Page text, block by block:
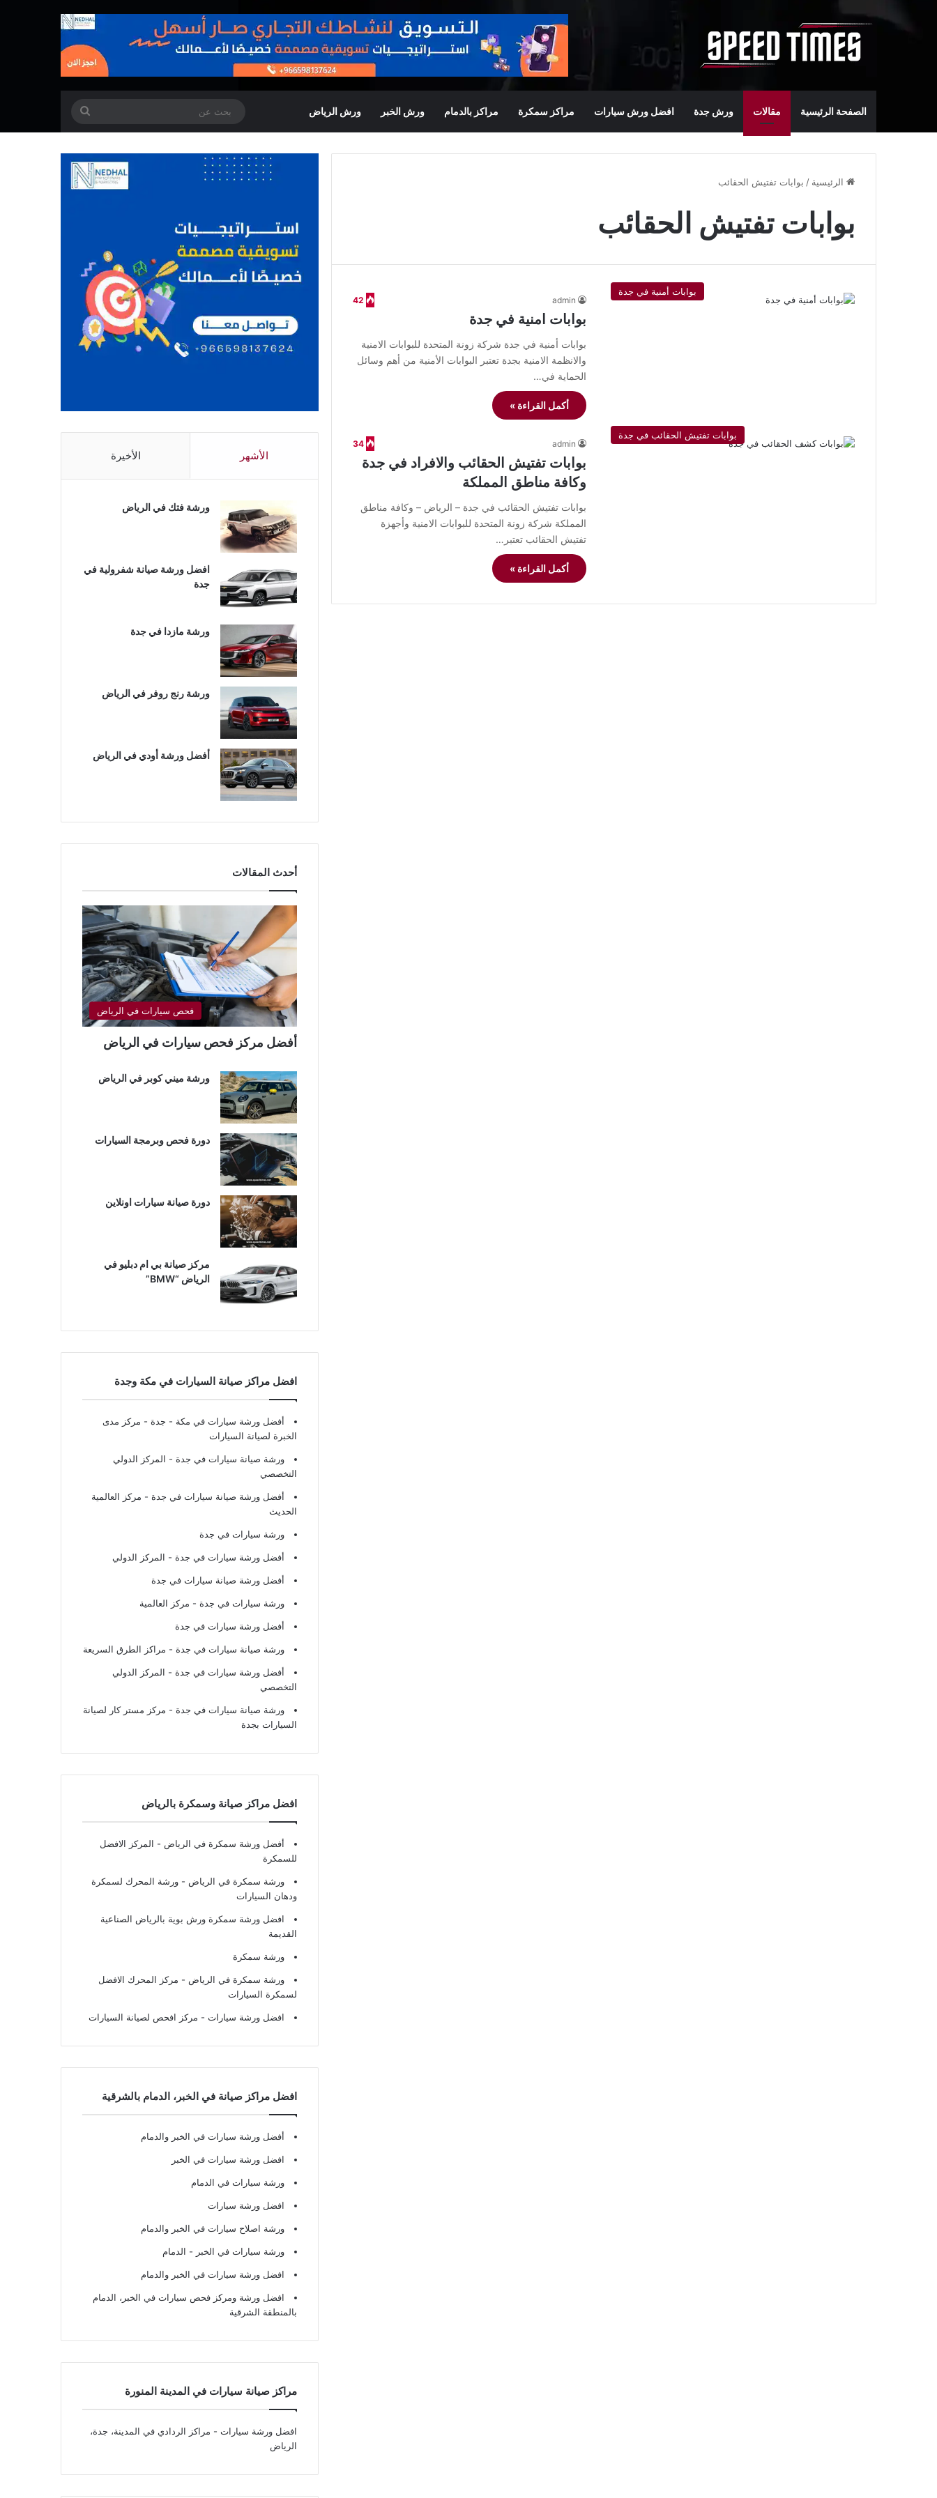
الصفحة الرئيسية مقالات ورش جدة افضل ورش سيارات مراكز سمكرة مراكز بالدمام ورش الخبر ورش الرياض
عن
الرئيسية / بوابات تفتيش الحقائب
بوابات تفتيش الحقائب
بوابات أمنية في جدة
admin
42
بوابات امنية في جدة
بوابات أمنية في جدة شركة زونة المتحدة للبوابات الامنية
والانظمة الامنية بجدة تعتبر البوابات الأمنية من أهم وسائل
الحماية في…
أكمل القراءة »
بوابات تفتيش الحقائب في جدة
admin
34
بوابات تفتيش الحقائب والافراد في جدة
وكافة مناطق المملكة
بوابات تفتيش الحقائب في جدة – الرياض – وكافة مناطق
المملكة شركة زونة المتحدة للبوابات الامنية وأجهزة
تفتيش الحقائب تعتبر…
أكمل القراءة »
الأشهر الأخيرة
ورشة فتك في الرياض
افضل ورشة صيانة شفرولية في
جدة
ورشة مازدا في جدة
ورشة رنج روفر في الرياض
أفضل ورشة أودي في الرياض
أحدث المقالات
فحص سيارات في الرياض
أفضل مركز فحص سيارات في الرياض
ورشة ميني كوبر في الرياض
دورة فحص وبرمجة السيارات
دورة صيانة سيارات اونلاين
مركز صيانة بي ام دبليو في
الرياض “BMW”
افضل مراكز صيانة السيارات في مكة وجدة
أفضل ورشة سيارات في مكة - جدة - مركز مدى
الخبرة لصيانة السيارات
ورشة صيانة سيارات في جدة - المركز الدولي
التخصصي
أفضل ورشة صيانة سيارات في جدة - مركز العالمية
الحديث
ورشة سيارات في جدة
أفضل ورشة سيارات في جدة - المركز الدولي
أفضل ورشة صيانة سيارات في جدة
ورشة سيارات في جدة - مركز العالمية
أفضل ورشة سيارات في جدة
ورشة صيانة سيارات في جدة - مراكز الطرق السريعة
أفضل ورشة سيارات في جدة - المركز الدولي
التخصصي
ورشة صيانة سيارات في جدة - مركز مستر كار لصيانة
السيارات بجدة
افضل مراكز صيانة وسمكرة بالرياض
أفضل ورشة سمكرة في الرياض - المركز الافضل
للسمكرة
ورشة سمكرة في الرياض - ورشة المحرك لسمكرة
ودهان السيارات
افضل ورشة سمكرة ورش بوية بالرياض الصناعية
القديمة
ورشة سمكرة
ورشة سمكرة في الرياض - مركز المحرك الافضل
لسمكرة السيارات
افضل ورشة سيارات - مركز افحص لصيانة السيارات
افضل مراكز صيانة في الخبر، الدمام بالشرقية
أفضل ورشة سيارات في الخبر والدمام
افضل ورشة سيارات في الخبر
ورشة سيارات في الدمام
افضل ورشة سيارات
ورشة اصلاح سيارات في الخبر والدمام
ورشة سيارات في الخبر - الدمام
افضل ورشة سيارات في الخبر والدمام
افضل ورشة ومركز فحص سيارات في الخبر، الدمام
بالمنطقة الشرقية
مراكز صيانة سيارات في المدينة المنورة
افضل ورشة سيارات - مراكز الردادي في المدينة، جدة،
الرياض